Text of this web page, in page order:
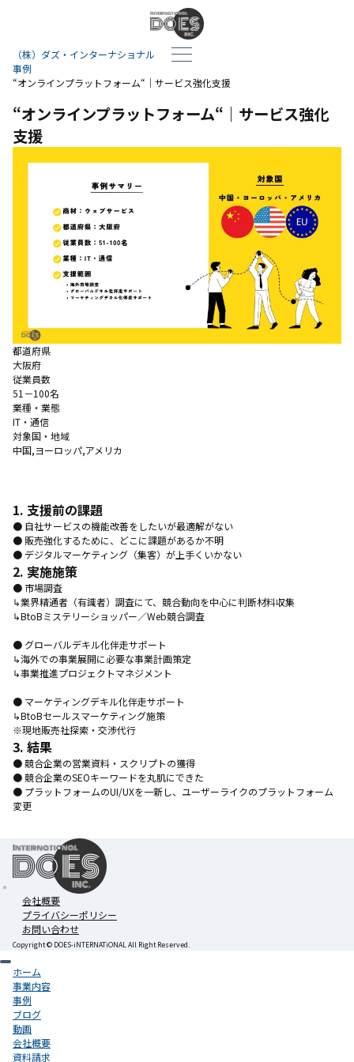
（株）ダズ・インターナショナル
事例
“オンラインプラットフォーム“｜サービス強化支援
“オンラインプラットフォーム“｜サービス強化
支援
都道府県
大阪府
従業員数
51－100名
業種・業態
IT・通信
対象国・地域
中国,ヨーロッパ,アメリカ
1. 支援前の課題
● 自社サービスの機能改善をしたいが最適解がない
● 販売強化するために、どこに課題があるか不明
● デジタルマーケティング（集客）が上手くいかない
2. 実施施策
● 市場調査
↳業界精通者（有識者）調査にて、競合動向を中心に判断材料収集
↳BtoBミステリーショッパー／Web競合調査
● グローバルデキル化伴走サポート
↳海外での事業展開に必要な事業計画策定
↳事業推進プロジェクトマネジメント
● マーケティングデキル化伴走サポート
↳BtoBセールスマーケティング施策
※現地販売社探索・交渉代行
3. 結果
● 競合企業の営業資料・スクリプトの獲得
● 競合企業のSEOキーワードを丸肌にできた
● プラットフォームのUI/UXを一新し、ユーザーライクのプラットフォーム
変更
会社概要
プライバシーポリシー
お問い合わせ
Copyright ©︎ DOES-iNTERNATiONAL All Right Reserved.
ホーム
事業内容
事例
ブログ
動画
会社概要
資料請求